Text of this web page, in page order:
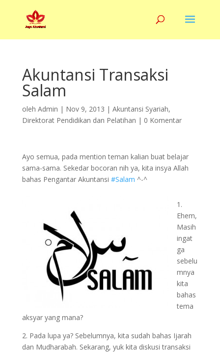
Akuntansi Transaksi
Salam
oleh Admin | Nov 9, 2013 | Akuntansi Syariah,
Direktorat Pendidikan dan Pelatihan | 0 Komentar
Ayo semua, pada mention teman kalian buat belajar
sama-sama. Sekedar bocoran nih ya, kita insya Allah
bahas Pengantar Akuntansi #Salam ^-^
1.
Ehem,
Masih
ingat
ga
sebelu
mnya
kita
bahas
tema
aksyar yang mana?
2. Pada lupa ya? Sebelumnya, kita sudah bahas Ijarah
dan Mudharabah. Sekarang, yuk kita diskusi transaksi